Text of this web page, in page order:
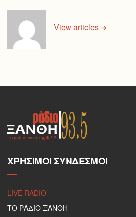
View articles
ΧΡΉΣΙΜΟΙ ΣΎΝΔΕΣΜΟΙ
LIVE RADIO
ΤΟ ΡΑΔΙΟ ΞΑΝΘΗ